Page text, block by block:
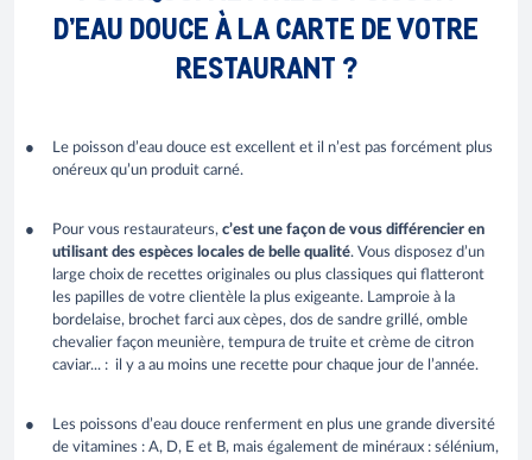
D’EAU DOUCE À LA CARTE DE VOTRE
RESTAURANT ?
Le poisson d’eau douce est excellent et il n’est pas forcément plus
onéreux qu’un produit carné.
Pour vous restaurateurs, c’est une façon de vous différencier en
utilisant des espèces locales de belle qualité. Vous disposez d’un
large choix de recettes originales ou plus classiques qui flatteront
les papilles de votre clientèle la plus exigeante. Lamproie à la
bordelaise, brochet farci aux cèpes, dos de sandre grillé, omble
chevalier façon meunière, tempura de truite et crème de citron
caviar... : il y a au moins une recette pour chaque jour de l’année.
Les poissons d’eau douce renferment en plus une grande diversité
de vitamines : A, D, E et B, mais également de minéraux : sélénium,